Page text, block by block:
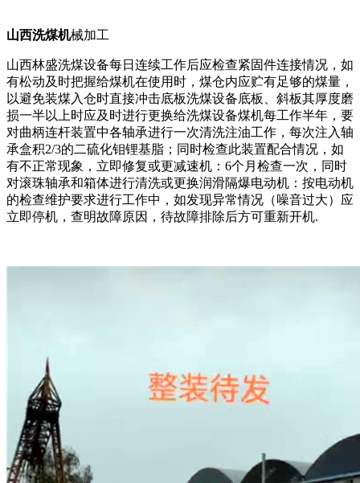
山西洗煤机械加工
山西林盛洗煤设备每日连续工作后应检查紧固件连接情况，如
有松动及时把握给煤机在使用时，煤仓内应贮有足够的煤量，
以避免装煤入仓时直接冲击底板洗煤设备底板、斜板其厚度磨
损一半以上时应及时进行更换给洗煤设备煤机每工作半年，要
对曲柄连杆装置中各轴承进行一次清洗注油工作，每次注入轴
承盒积2/3的二硫化钼锂基脂；同时检查此装置配合情况，如
有不正常现象，立即修复或更减速机：6个月检查一次，同时
对滚珠轴承和箱体进行清洗或更换润滑隔爆电动机：按电动机
的检查维护要求进行工作中，如发现异常情况（噪音过大）应
立即停机，查明故障原因，待故障排除后方可重新开机.